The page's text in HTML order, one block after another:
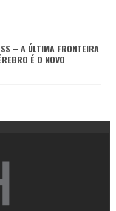
– A ÚLTIMA FRONTEIRA
É O NOVO